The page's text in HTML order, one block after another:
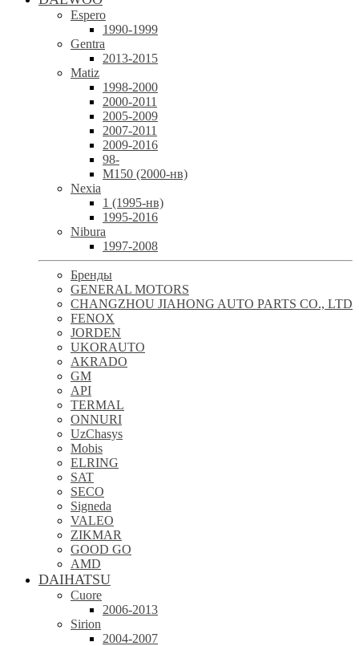
Espero
1990-1999
Gentra
2013-2015
Matiz
1998-2000
2000-2011
2005-2009
2007-2011
2009-2016
98-
М150 (2000-нв)
Nexia
1 (1995-нв)
1995-2016
Nibura
1997-2008
Бренды
GENERAL MOTORS
CHANGZHOU JIAHONG AUTO PARTS CO., LTD
FENOX
JORDEN
UKORAUTO
AKRADO
GM
API
TERMAL
ONNURI
UzChasys
Mobis
ELRING
SAT
SECO
Signeda
VALEO
ZIKMAR
GOOD GO
AMD
DAIHATSU
Cuore
2006-2013
Sirion
2004-2007